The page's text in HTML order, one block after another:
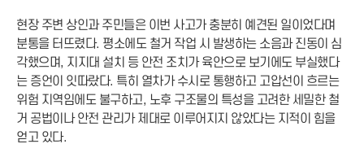
현장 주변 상인과 주민들은 이번 사고가 충분히 예견된 일이었다며
분통을 터뜨렸다. 평소에도 철거 작업 시 발생하는 소음과 진동이 심
각했으며, 지지대 설치 등 안전 조치가 육안으로 보기에도 부실했다
는 증언이 잇따랐다. 특히 열차가 수시로 통행하고 고압선이 흐르는
위험 지역임에도 불구하고, 노후 구조물의 특성을 고려한 세밀한 철
거 공법이나 안전 관리가 제대로 이루어지지 않았다는 지적이 힘을
얻고 있다.